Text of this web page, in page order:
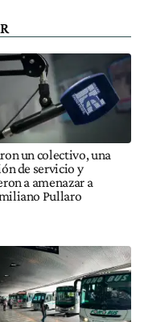
un colectivo, una
de servicio y
a amenazar a
Pullaro